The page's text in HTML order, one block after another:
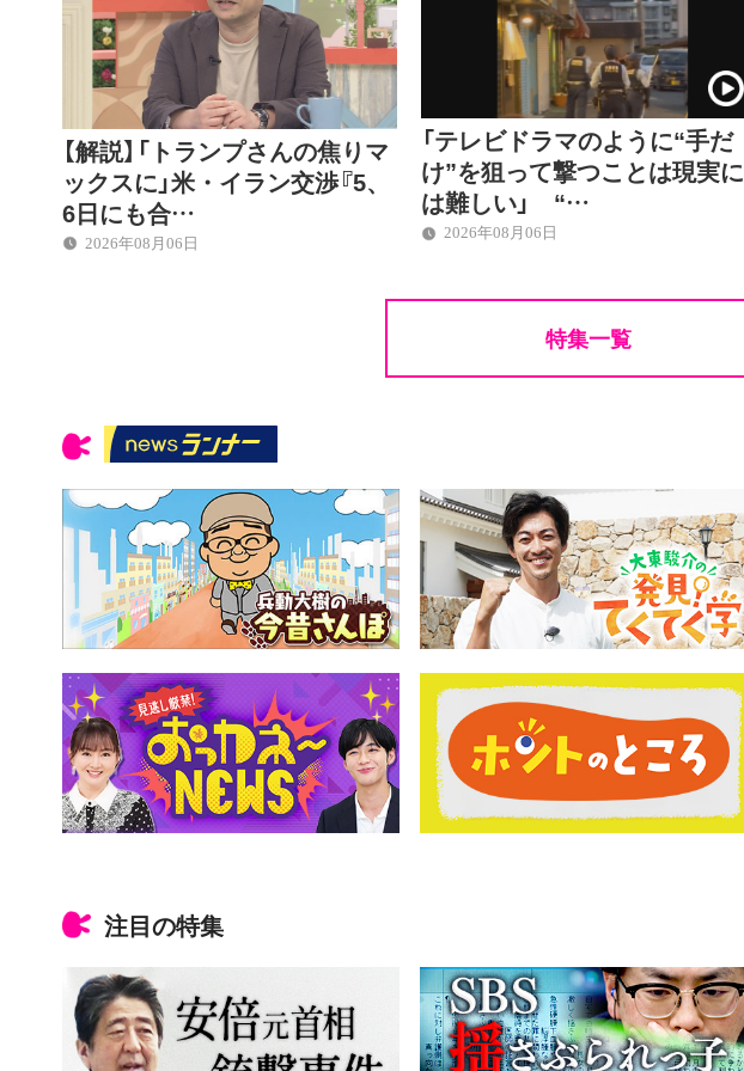
【解説】「トランプさんの焦りマ
ックスに」米・イラン交渉『5、
6日にも合…
2026年08月06日
「テレビドラマのように“手だ
け”を狙って撃つことは現実に
は難しい」 “…
2026年08月06日
特集一覧
注目の特集